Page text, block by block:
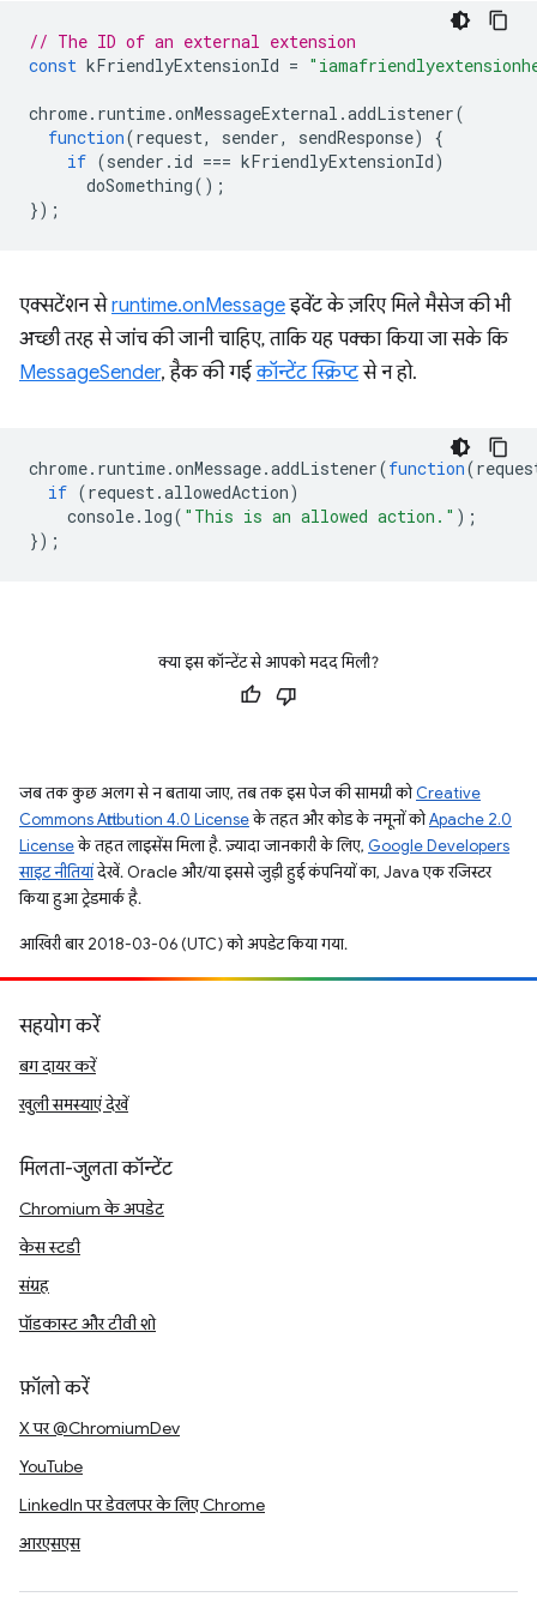
// The ID of an external extension
const kFriendlyExtensionId =
chrome. runtime.onMessageExternal .addListener(
function(request, sender, sendResponse)
{
if (sender . id === kFriendlyExtensionId)
doSomething();
});
एक्सटेंशन सेruntime.onMessageइवेंट के ज़रिए मिले मैसेज की भी
अच्छी तरह से जांच की जानी चाहिए, ताकि यह पक्का किया जा सके कि
MessageSender, हैक की गईकॉन्टेंट स्क्रिप्टसे न हो.
chrome. runtime.onMessage.addListener(function(
if (request.allowedAction)
console. log( "This is an allowed action." );
});
क्या इस कॉन्टेंट से आपको मदद मिली?
जब तक कुछ अलग से न बताया जाए, तब तक इस पेज की सामग्री कोCreative
Commons Attribution 4.0 Licenseके तहत और कोड के नमूनों कोApache 2.0
Licenseके तहत लाइसेंस मिला है. ज़्यादा जानकारी के लिए, Google Developers
साइट नीतियांदेखें. Oracle और/या इससे जुड़ी हुई कंपनियों का, Java एक रजिस्टर
किया हुआ ट्रेडमार्क है.
आखिरी बार 2018-03-06 (UTC) को अपडेट किया गया.
सहयोग करें
बग दायर करें
खुली समस्याएं देखें
मिलता-जुलता कॉन्टेंट
Chromium के अपडेट
केस स्टडी
संग्रह
पॉडकास्ट और टीवी शो
फ़ॉलो करें
X पर @ChromiumDev
YouTube
LinkedIn पर डेवलपर के लिए Chrome
आरएसएस